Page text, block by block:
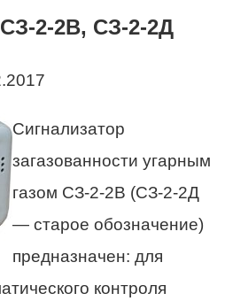
2-2В, СЗ-2-2Д
Сигнализатор
загазованности угарным
газом СЗ-2-2В (СЗ-2-2Д
— старое обозначение)
предназначен: для
контроля